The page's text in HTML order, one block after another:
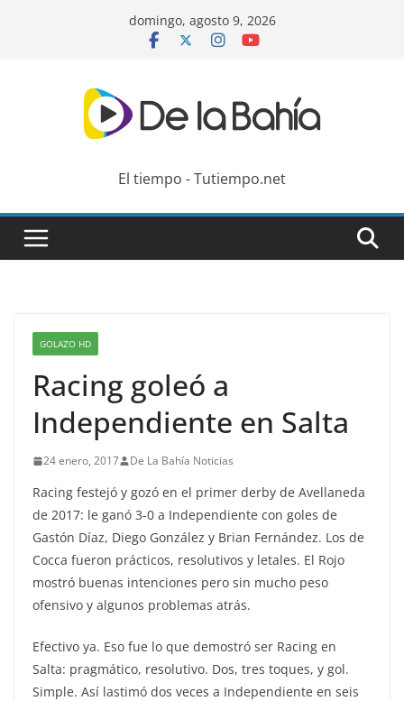
domingo, agosto 9, 2026
El tiempo - Tutiempo.net
GOLAZO HD
Racing goleó a
Independiente en Salta
24 enero, 2017 De La Bahía Noticias
Racing festejó y gozó en el primer derby de Avellaneda
de 2017: le ganó 3-0 a Independiente con goles de
Gastón Díaz, Diego González y Brian Fernández. Los de
Cocca fueron prácticos, resolutivos y letales. El Rojo
mostró buenas intenciones pero sin mucho peso
ofensivo y algunos problemas atrás.
Efectivo ya. Eso fue lo que demostró ser Racing en
Salta: pragmático, resolutivo. Dos, tres toques, y gol.
Simple. Así lastimó dos veces a Independiente en seis